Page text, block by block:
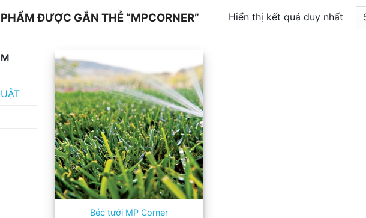
ĐƯỢC GẮN THẺ “MPCORNER” Hiển thị kết quả duy nhất
Béc tưới MP Corner